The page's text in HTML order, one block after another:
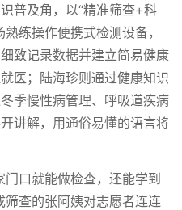
普及角，以“精准筛查+科
练操作便携式检测设备，
致记录数据并建立简易健康
医；陆海珍则通过健康知识
季慢性病管理、呼吸道疾病
讲解，用通俗易懂的语言将
门口就能做检查，还能学到
筛查的张阿姨对志愿者连连